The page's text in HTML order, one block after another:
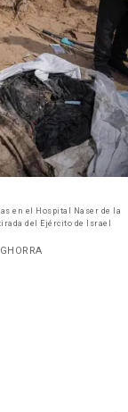
en el Hospital Naser de la
del Ejército de Israel